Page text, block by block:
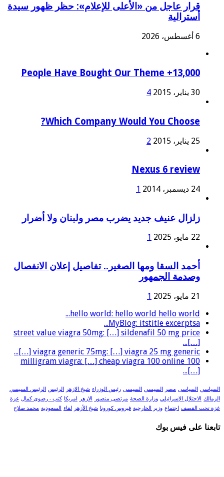
قرار عاجل من «الأعلى للإعلام»: حظر ظهور سيدة
أسترالية
6 أغسطس، 2026
13,000+ People Have Bought Our Theme
30 يناير، 2015 4
Which Company Would You Choose?
25 يناير، 2015 2
Nexus 6 review
24 ديسمبر، 2014 1
زلزال عنيف جديد يضرب مصر ولبنان ولا أضرار
22 مايو، 2025 1
أحمد السقا ومها الصغير.. تفاصيل إعلان الانفصال
وصدمة الجمهور
21 مايو، 2025
1
hello world: hello world hello world...
MyBlog: itstitle excerptsa...
street value viagra 50mg: […] sildenafil 50 mg price
[…]...
viagra generic 75mg: […] viagra 25 mg generic […]...
100 milligram viagra: […] cheap viagra 100 online
[…]...
السياسي السياسى مصر السيسي السيسى رئيس الوزراء شيخ الازهر الرئيس الرئيس السيسي
الزمالك الاحتلال الإسرائيلي وزارة الصحة مرتضى منصور الازهر امريكا كتب - رضوى كمال غزة
غزة تحت القصف اجتماع وزير الخارجية فيروس كورونا شيخ الأزهر لقاء السعودية محمد صلاح
تابعنا على فيس بوك